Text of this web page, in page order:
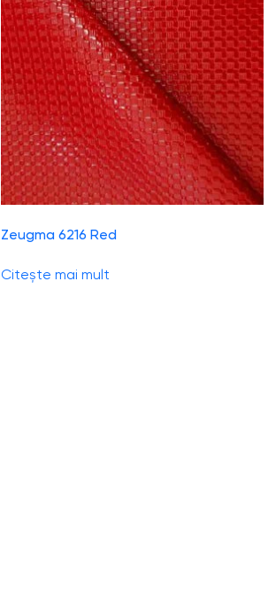
Zeugma 6216 Red
Citește mai mult